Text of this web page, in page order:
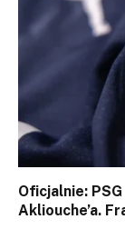
Oficjalnie:
Akliouche’a.